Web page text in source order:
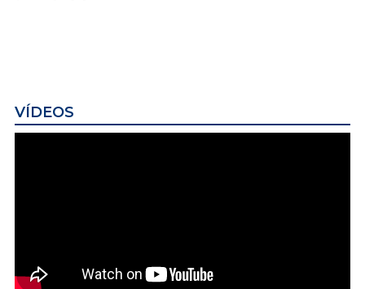
VÍDEOS